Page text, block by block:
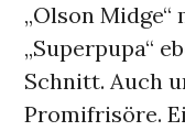
„Olson
„Superpupa“
Schnitt. Auch
Promifrisöre.